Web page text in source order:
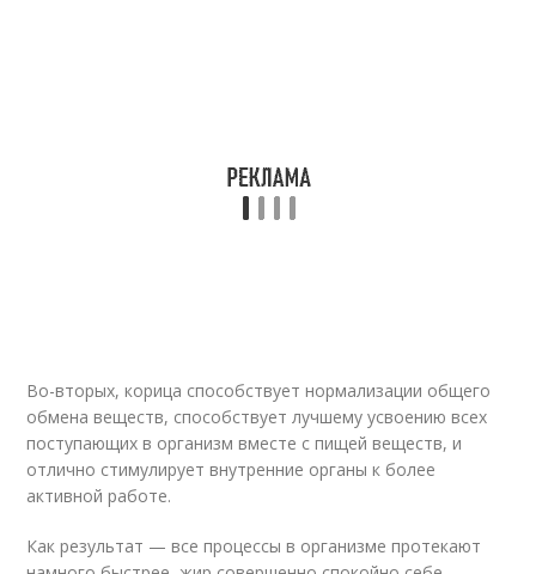
Во-вторых, корица способствует нормализации общего
обмена веществ, способствует лучшему усвоению всех
поступающих в организм вместе с пищей веществ, и
отлично стимулирует внутренние органы к более
активной работе.
Как результат — все процессы в организме протекают